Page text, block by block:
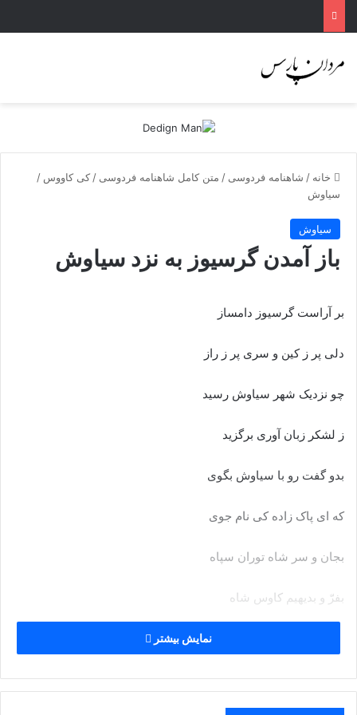
خانه / شاهنامه فردوسی / متن کامل شاهنامه فردوسی / کی کاووس /
سیاوش
سیاوش
باز آمدن گرسیوز به نزد سیاوش
بر آراست گرسیوز دام‏ساز
دلى پر ز کین و سرى پر ز راز
چو نزدیک شهر سیاوش رسید
ز لشکر زبان آورى برگزید
بدو گفت رو با سیاوش بگوى
که اى پاک زاده کى نام جوى‏
بجان و سر شاه توران سپاه
بفرّ و بدیهیم کاوس شاه‏
که از بهر من بر نخیزى ز گاه
نه پیش من آیى پذیره براه‏
نمایش بیشتر